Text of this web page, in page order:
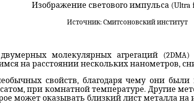
Изображение светового импульса (Ultra
Источник: Смитсоновский институт
молекулярных агрегаций (2DMA)
на расстоянии нескольких нанометров,
свойств, благодаря чему они
при комнатной температуре. Другие
может оказывать близкий лист металла на